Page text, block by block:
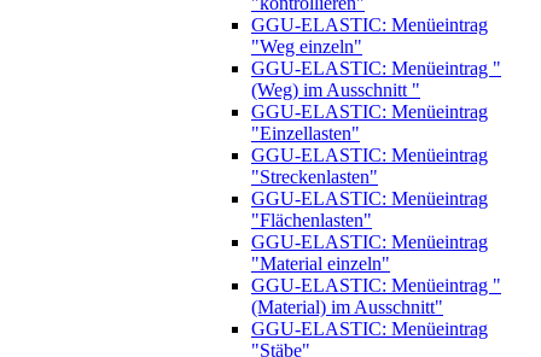
GGU-ELASTIC: Menüeintrag
"Weg einzeln"
GGU-ELASTIC: Menüeintrag "
(Weg) im Ausschnitt "
GGU-ELASTIC: Menüeintrag
"Einzellasten"
GGU-ELASTIC: Menüeintrag
"Streckenlasten"
GGU-ELASTIC: Menüeintrag
"Flächenlasten"
GGU-ELASTIC: Menüeintrag
"Material einzeln"
GGU-ELASTIC: Menüeintrag "
(Material) im Ausschnitt"
GGU-ELASTIC: Menüeintrag
"Stäbe"